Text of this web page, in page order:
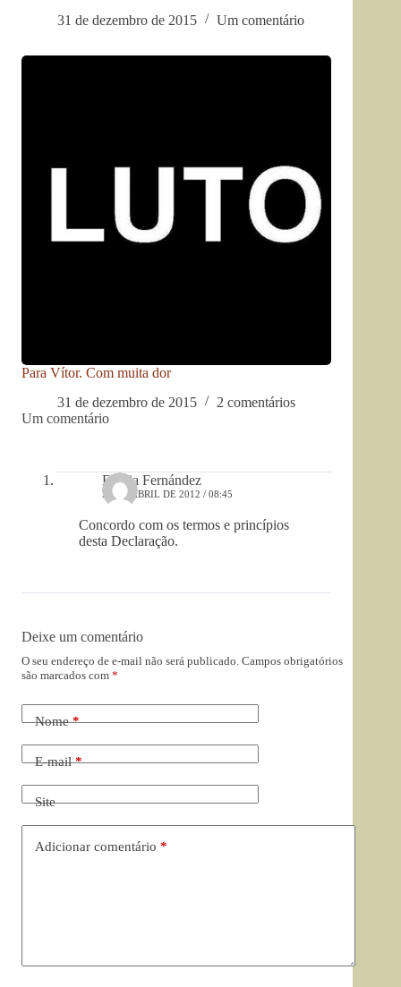
31 de dezembro de 2015
Um comentário
Para Vítor. Com muita dor
31 de dezembro de 2015
2 comentários
Um comentário
Emilia Fernández
24 DE ABRIL DE 2012 / 08:45
Concordo com os termos e princípios
desta Declaração.
Deixe um comentário
O seu endereço de e-mail não será publicado. Campos obrigatórios
são marcados com *
Nome*
E-mail*
Site
Adicionar comentário *